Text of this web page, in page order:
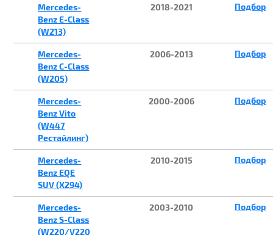
Mercedes-
Benz E-Class
(W213)
2018-2021 Подбор
Mercedes-
Benz C-Class
(W205)
2006-2013 Подбор
Mercedes-
Benz Vito
(W447
Рестайлинг)
2000-2006 Подбор
Mercedes-
Benz EQE
SUV (X294)
2010-2015 Подбор
Mercedes-
Benz S-Class
(W220/V220
2003-2010 Подбор